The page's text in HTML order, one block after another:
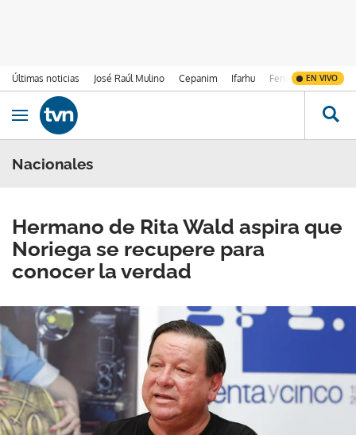
Últimas noticias José Raúl Mulino Cepanim Ifarhu Fenómeno de El
EN VIVO
Ir al contenido
Obrir navegació
Nacionales
Hermano de Rita Wald aspira que
Noriega se recupere para
conocer la verdad